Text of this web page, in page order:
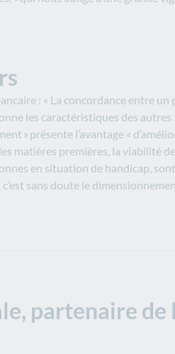
: « La concordance entre
les caractéristiques des
» présente l’avantage «
matières premières, la viabilité
en situation de handicap,
sans doute le
partenaire